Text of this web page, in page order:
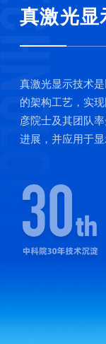
真激光显
真激光显示技术
的架构工艺，实
彦院士及其团队
进展，并应用于显